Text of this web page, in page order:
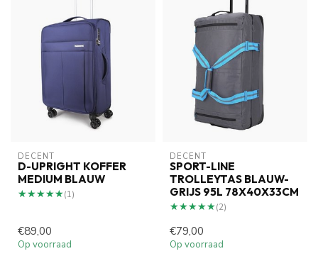
DECENT
D-UPRIGHT KOFFER
MEDIUM BLAUW
★★★★★
★★★★★(1)
€89,00
Op voorraad
DECENT
SPORT-LINE
TROLLEYTAS BLAUW-
GRIJS 95L 78X40X33CM
★★★★★
★★★★★(2)
€79,00
Op voorraad